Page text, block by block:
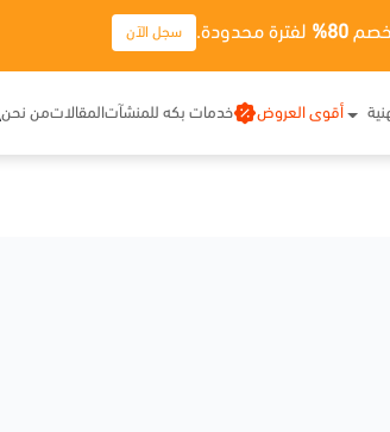
80% لفترة محدودة. سجل الآن
أقوى العروض خدمات بكه للمنشآتالمقالاتمن نحن